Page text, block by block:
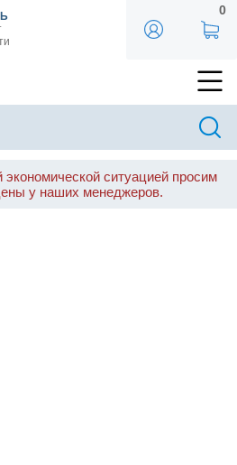
0
экономической ситуацией просим
у наших менеджеров.